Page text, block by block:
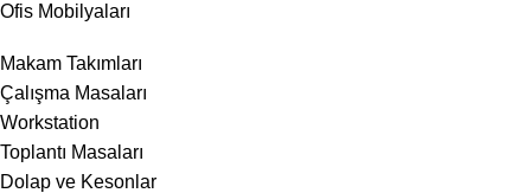
Ofis Mobilyaları
Makam Takımları
Çalışma Masaları
Workstation
Toplantı Masaları
Dolap ve Kesonlar